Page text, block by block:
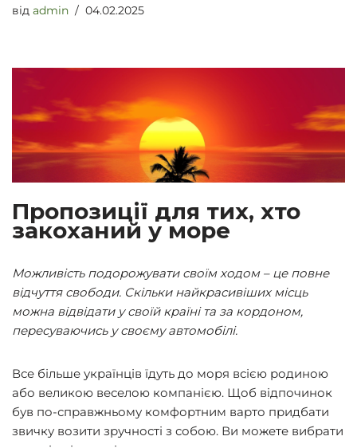
від admin 04.02.2025
Пропозиції для тих, хто
закоханий у море
Можливість подорожувати своїм ходом – це повне
відчуття свободи. Скільки найкрасивіших місць
можна відвідати у своїй країні та за кордоном,
пересуваючись у своєму автомобілі.
Все більше українців їдуть до моря всією родиною
або великою веселою компанією. Щоб відпочинок
був по-справжньому комфортним варто придбати
звичку возити зручності з собою. Ви можете вибрати